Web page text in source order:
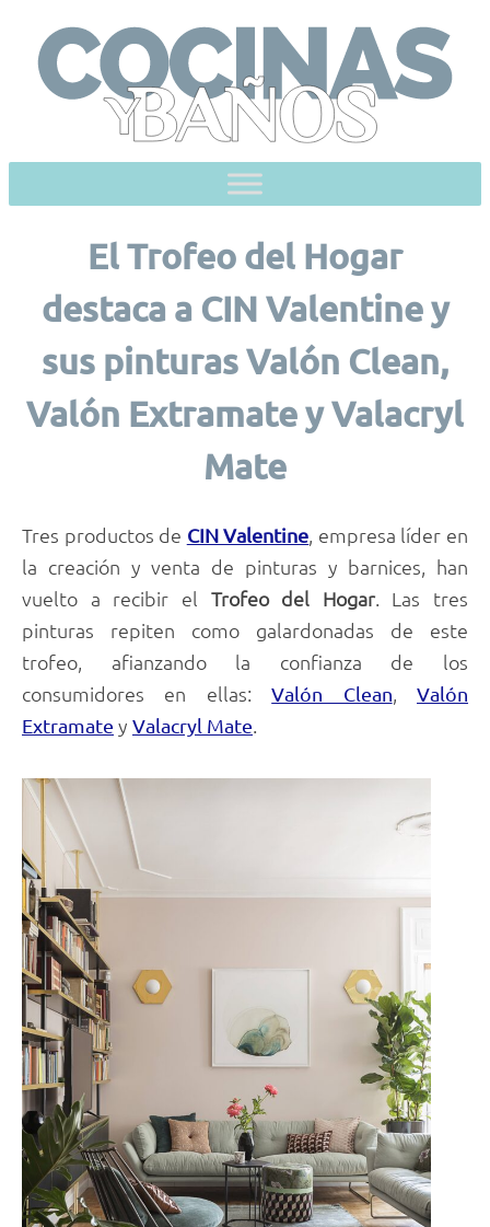
content
El Trofeo del Hogar
destaca a CIN Valentine y
sus pinturas Valón Clean,
Valón Extramate y Valacryl
Mate
Tres productos de CIN Valentine, empresa líder en
la creación y venta de pinturas y barnices, han
vuelto a recibir el Trofeo del Hogar. Las tres
pinturas repiten como galardonadas de este
trofeo, afianzando la confianza de los
consumidores en ellas:Valón Clean,Valón
Extramate y Valacryl Mate.